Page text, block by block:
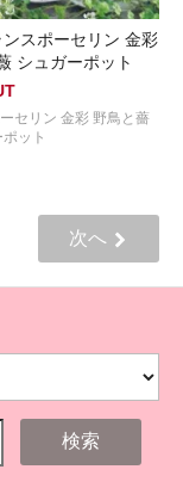
ンスポーセリン 金彩
シュガーポット
セリン 金彩 野鳥と薔
ット
次へ
検索